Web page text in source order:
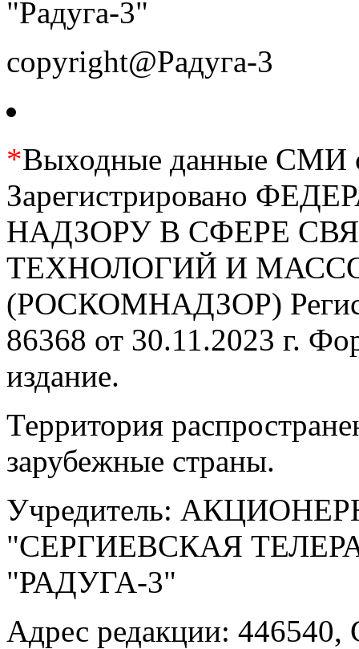
"Радуга-3"
copyright@Радуга-3
*Выходные данные СМИ
Зарегистрировано
НАДЗОРУ В СФЕРЕ
ТЕХНОЛОГИЙ И
(РОСКОМНАДЗОР)
86368 от 30.11.2023 г.
издание.
Территория
зарубежные страны.
Учредитель:
"СЕРГИЕВСКАЯ
"РАДУГА-3"
Адрес редакции: 446540,